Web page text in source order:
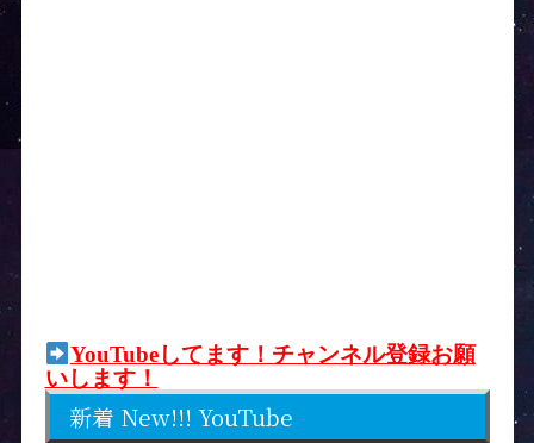
YouTubeしてます！チャンネル登録お願
いします！
新着 New!!! YouTube